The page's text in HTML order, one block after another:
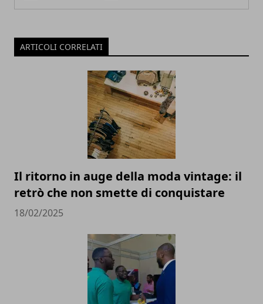
ARTICOLI CORRELATI
Il ritorno in auge della moda vintage: il
retrò che non smette di conquistare
18/02/2025